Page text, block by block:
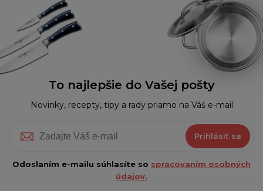
To najlepšie do Vašej pošty
Novinky, recepty, tipy a rady priamo na Váš e-mail
Prihlásiť sa
Odoslaním e-mailu súhlasíte so spracovaním osobných
údajov.